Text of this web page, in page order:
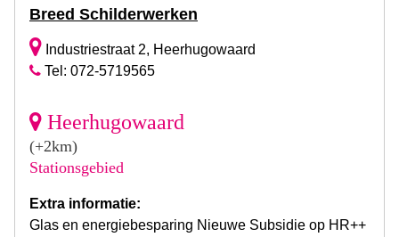
Breed Schilderwerken
Industriestraat 2, Heerhugowaard
Tel: 072-5719565
Heerhugowaard
(+2km)
Stationsgebied
Extra informatie:
Glas en energiebesparing Nieuwe Subsidie op HR++